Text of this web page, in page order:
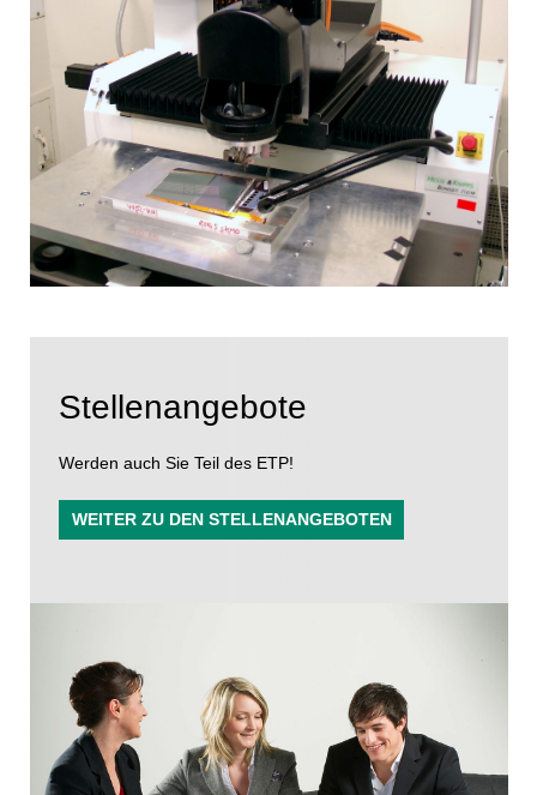
Stellenangebote
Werden auch Sie Teil des ETP!
WEITER ZU DEN STELLENANGEBOTEN